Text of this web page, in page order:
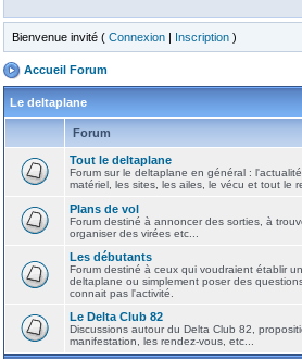
Bienvenue invité ( Connexion | Inscription )
Accueil Forum
Le deltaplane
Forum
Tout le deltaplane
Forum sur le deltaplane en général :
matériel, les sites, les ailes, le vécu et tout le
Plans de vol
Forum destiné à annoncer des sorties, à
organiser des virées etc...
Les débutants
Forum destiné à ceux qui voudraient établir
deltaplane ou simplement poser des
connait pas l'activité.
Le Delta Club 82
Discussions autour du Delta Club 82,
manifestation, les rendez-vous, etc...